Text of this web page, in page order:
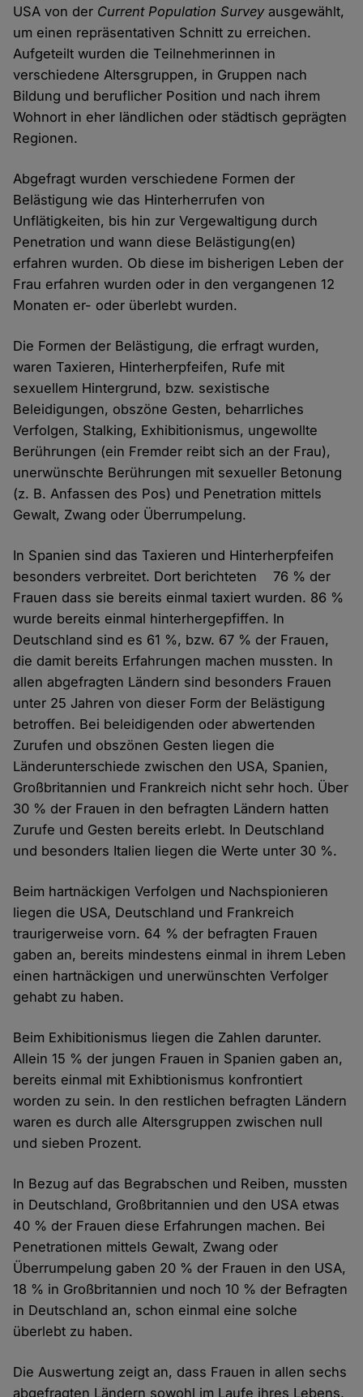
USA von der Current Population Surveyausgewählt,
um einen repräsentativen Schnitt zu erreichen.
Aufgeteilt wurden die Teilnehmerinnen in
verschiedene Altersgruppen, in Gruppen nach
Bildung und beruflicher Position und nach ihrem
Wohnort in eher ländlichen oder städtisch geprägten
Regionen.
Abgefragt wurden verschiedene Formen der
Belästigung wie das Hinterherrufen von
Unflätigkeiten, bis hin zur Vergewaltigung durch
Penetration und wann diese Belästigung(en)
erfahren wurden. Ob diese im bisherigen Leben der
Frau erfahren wurden oder in den vergangenen 12
Monaten er- oder überlebt wurden.
Die Formen der Belästigung, die erfragt wurden,
waren Taxieren, Hinterherpfeifen, Rufe mit
sexuellem Hintergrund, bzw. sexistische
Beleidigungen, obszöne Gesten, beharrliches
Verfolgen, Stalking, Exhibitionismus, ungewollte
Berührungen (ein Fremder reibt sich an der Frau),
unerwünschte Berührungen mit sexueller Betonung
(z. B. Anfassen des Pos) und Penetration mittels
Gewalt, Zwang oder Überrumpelung.
In Spanien sind das Taxieren und Hinterherpfeifen
besonders verbreitet. Dort berichteten 76 % der
Frauen dass sie bereits einmal taxiert wurden. 86 %
wurde bereits einmal hinterhergepfiffen. In
Deutschland sind es 61 %, bzw. 67 % der Frauen,
die damit bereits Erfahrungen machen mussten. In
allen abgefragten Ländern sind besonders Frauen
unter 25 Jahren von dieser Form der Belästigung
betroffen. Bei beleidigenden oder abwertenden
Zurufen und obszönen Gesten liegen die
Länderunterschiede zwischen den USA, Spanien,
Großbritannien und Frankreich nicht sehr hoch. Über
30 % der Frauen in den befragten Ländern hatten
Zurufe und Gesten bereits erlebt. In Deutschland
und besonders Italien liegen die Werte unter 30 %.
Beim hartnäckigen Verfolgen und Nachspionieren
liegen die USA, Deutschland und Frankreich
traurigerweise vorn. 64 % der befragten Frauen
gaben an, bereits mindestens einmal in ihrem Leben
einen hartnäckigen und unerwünschten Verfolger
gehabt zu haben.
Beim Exhibitionismus liegen die Zahlen darunter.
Allein 15 % der jungen Frauen in Spanien gaben an,
bereits einmal mit Exhibtionismus konfrontiert
worden zu sein. In den restlichen befragten Ländern
waren es durch alle Altersgruppen zwischen null
und sieben Prozent.
In Bezug auf das Begrabschen und Reiben, mussten
in Deutschland, Großbritannien und den USA etwas
40 % der Frauen diese Erfahrungen machen. Bei
Penetrationen mittels Gewalt, Zwang oder
Überrumpelung gaben 20 % der Frauen in den USA,
18 % in Großbritannien und noch 10 % der Befragten
in Deutschland an, schon einmal eine solche
überlebt zu haben.
Die Auswertung zeigt an, dass Frauen in allen sechs
abgefragten Ländern sowohl im Laufe ihres Lebens,